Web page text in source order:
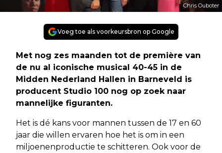
Chris Ouboter
Voeg toe als voorkeursbron op Google
Met nog zes maanden tot de première van
de nu al iconische musical 40-45 in de
Midden Nederland Hallen in Barneveld is
producent Studio 100 nog op zoek naar
mannelijke figuranten.
Het is dé kans voor mannen tussen de 17 en 60
jaar die willen ervaren hoe het is om in een
miljoenenproductie te schitteren. Ook voor de